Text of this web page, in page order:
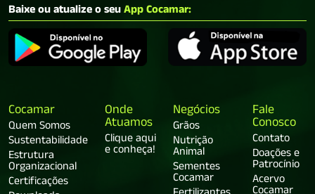
Baixe ou atualize o seuApp Cocamar:
Cocamar
Quem Somos
Sustentabilidade
Estrutura
Organizacional
Certificações
Onde
Atuamos
Clique aqui
e conheça!
Negócios
Grãos
Nutrição
Animal
Sementes
Cocamar
Fale
Conosco
Contato
Doações e
Patrocínio
Acervo